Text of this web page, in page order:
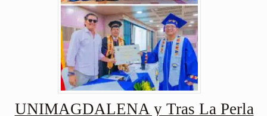
UNIMAGDALENA y Tras La Perla